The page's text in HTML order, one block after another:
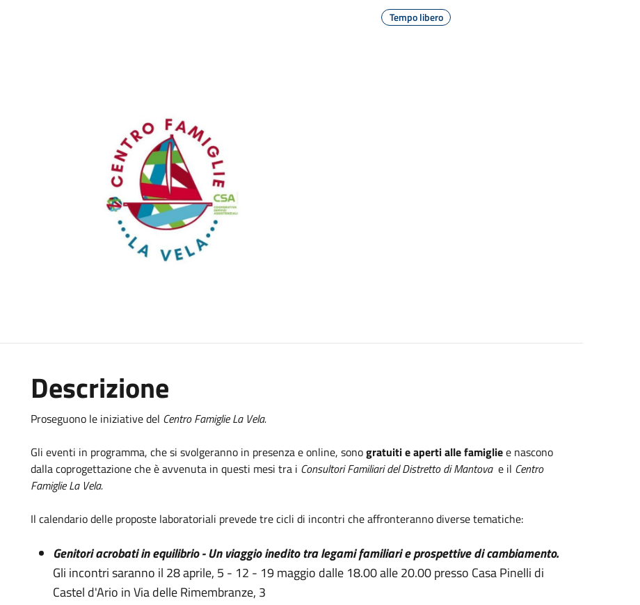
Tempo libero
Descrizione
Proseguono le iniziative del Centro Famiglie La Vela.
Gli eventi in programma, che si svolgeranno in presenza e online, sonogratuiti e aperti alle famigliee nascono
dalla coprogettazione che è avvenuta in questi mesi tra i Consultori Familiari del Distretto di Mantova e il Centro
Famiglie La Vela.
Il calendario delle proposte laboratoriali prevede tre cicli di incontri che affronteranno diverse tematiche:
Genitori acrobati in equilibrio - Un viaggio inedito tra legami familiari e prospettive di cambiamento.
Gli incontri saranno il 28 aprile, 5 - 12 - 19 maggio dalle 18.00 alle 20.00 presso Casa Pinelli di
Castel d'Ario in Via delle Rimembranze, 3